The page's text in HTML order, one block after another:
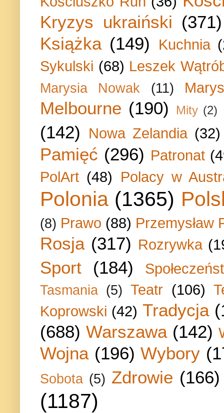
Kryzys ukraiński (371)
Książka (149) Kuchnia
Sykulski (68) Leszek
Marysia Nowak (11)
Melbourne (190) Mity (2)
(142) Nowa Zelandia (32)
Pamięć (296) Patronat
PolArt (48) Polacy w
Polonia (1365)
(8) Prawo (88) Przemysław
Rosja (317) Rozrywka
Sport (184)
Tasmania (5) Teatr (106)
Koprowski (42) Tradycja
(688) Warszawa (142)
Wojna (196) Wybory
Sobota (5) Zdrowie (166)
(1187)